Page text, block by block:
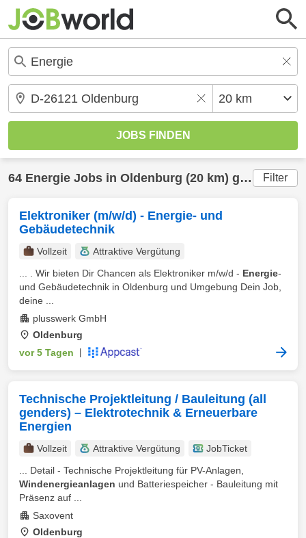
64 Energie Jobs in Oldenburg (20 km) gefunden Filter
Elektroniker (m/w/d) - Energie- und
Gebäudetechnik
Vollzeit
Attraktive Vergütung
... . Wir bieten Dir Chancen als Elektroniker m/w/d - Energie-
und Gebäudetechnik in Oldenburg und Umgebung Dein Job,
deine ...
plusswerk GmbH
Oldenburg
vor 5 Tagen
Technische Projektleitung / Bauleitung (all
genders) – Elektrotechnik & Erneuerbare
Energien
Vollzeit Attraktive Vergütung
JobTicket
... Detail - Technische Projektleitung für PV-Anlagen,
Windenergieanlagen und Batteriespeicher - Bauleitung mit
Präsenz auf ...
Saxovent
Oldenburg